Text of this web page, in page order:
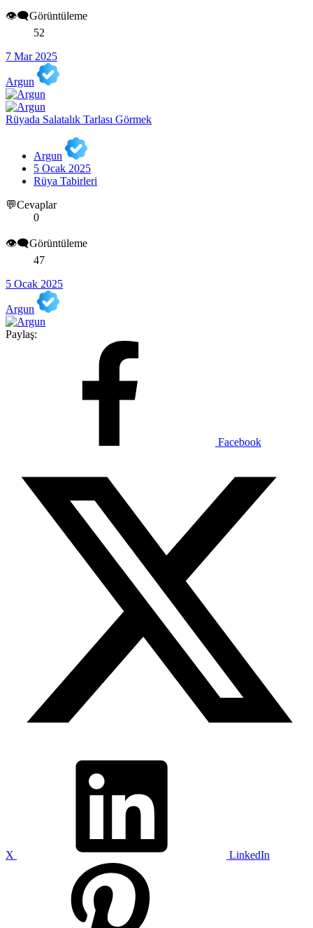
👁️‍🗨️Görüntüleme
52
7 Mar 2025
Argun
Rüyada Salatalık Tarlası Görmek
Argun
5 Ocak 2025
Rüya Tabirleri
💬Cevaplar
0
👁️‍🗨️Görüntüleme
47
5 Ocak 2025
Argun
Paylaş:
Facebook
X LinkedIn